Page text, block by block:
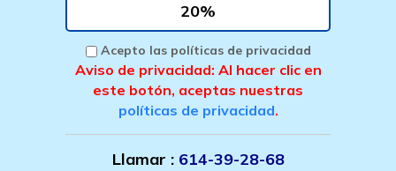
20%
Acepto las políticas de privacidad
Aviso de privacidad: Al hacer clic en
este botón, aceptas nuestras
políticas de privacidad.
Llamar : 614-39-28-68